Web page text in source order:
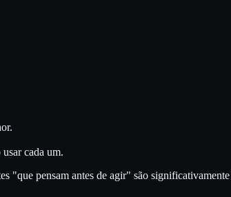
cada um.
pensam antes de agir" são